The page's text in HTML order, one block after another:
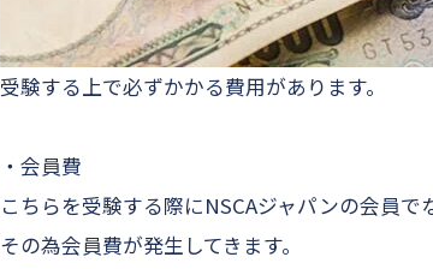
受験する上で必ずかかる費用があります。
・会員費
こちらを受験する際にNSCAジャパンの会員で
その為会員費が発生してきます。